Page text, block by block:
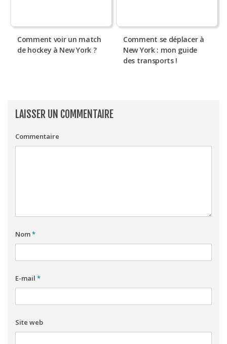
Comment voir un match
de hockey à New York ?
Comment se déplacer à
New York : mon guide
des transports !
LAISSER UN COMMENTAIRE
Commentaire
Nom*
E-mail *
Site web